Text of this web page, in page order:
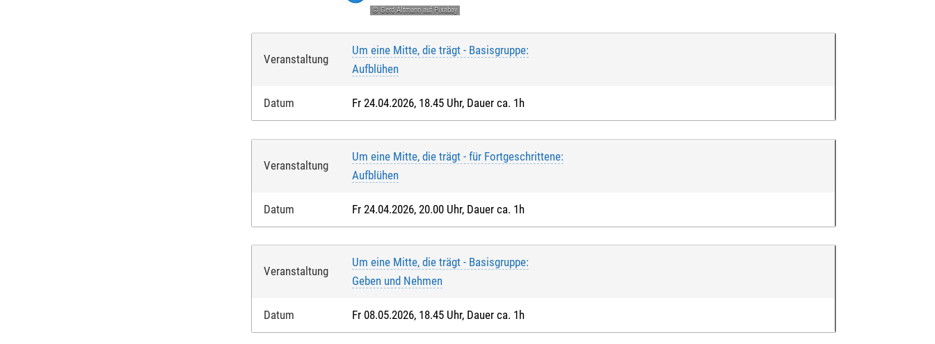
© Gerd Altmann auf Pixabay
Veranstaltung
Um eine Mitte, die trägt - Basisgruppe:
Aufblühen
Datum Fr 24.04.2026, 18.45 Uhr, Dauer ca. 1h
Veranstaltung
Um eine Mitte, die trägt - für Fortgeschrittene:
Aufblühen
Datum Fr 24.04.2026, 20.00 Uhr, Dauer ca. 1h
Veranstaltung
Um eine Mitte, die trägt - Basisgruppe:
Geben und Nehmen
Datum Fr 08.05.2026, 18.45 Uhr, Dauer ca. 1h